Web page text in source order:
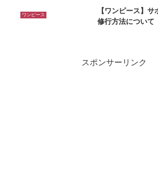
ワンピース
【ワンピース】
修行方法について
スポンサーリンク